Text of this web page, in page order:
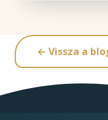
← Vissza a